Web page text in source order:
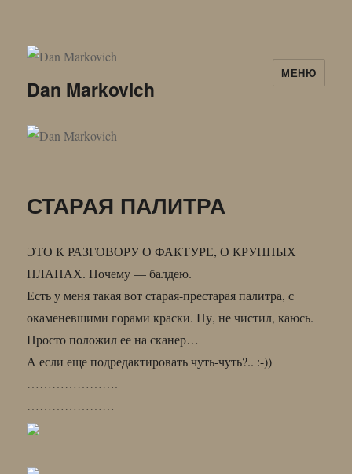
Dan Markovich
МЕНЮ
СТАРАЯ ПАЛИТРА
ЭТО К РАЗГОВОРУ О ФАКТУРЕ, О КРУПНЫХ
ПЛАНАХ. Почему — балдею.
Есть у меня такая вот старая-престарая палитра, с
окаменевшими горами краски. Ну, не чистил, каюсь.
Просто положил ее на сканер…
А если еще подредактировать чуть-чуть?.. :-))
………………….
…………………